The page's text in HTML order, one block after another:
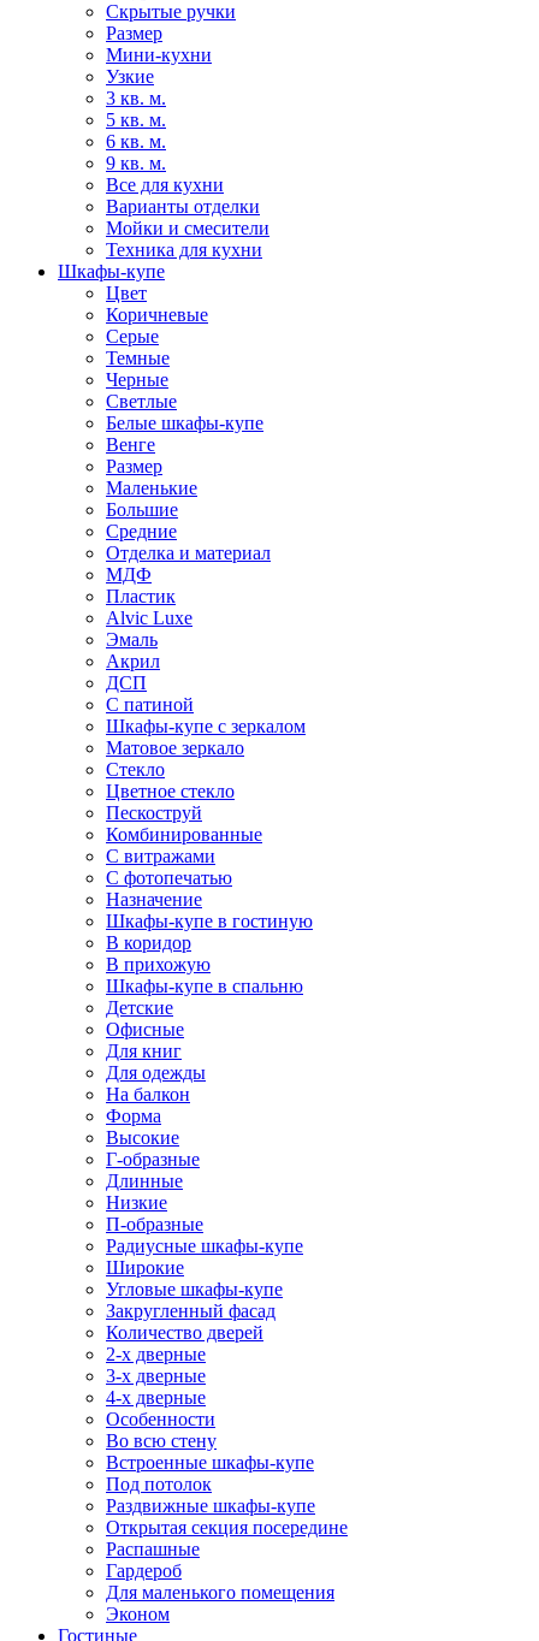
Скрытые ручки
Размер
Мини-кухни
Узкие
3 кв. м.
5 кв. м.
6 кв. м.
9 кв. м.
Все для кухни
Варианты отделки
Мойки и смесители
Техника для кухни
Шкафы-купе
Цвет
Коричневые
Серые
Темные
Черные
Светлые
Белые шкафы-купе
Венге
Размер
Маленькие
Большие
Средние
Отделка и материал
МДФ
Пластик
Alvic Luxe
Эмаль
Акрил
ДСП
С патиной
Шкафы-купе с зеркалом
Матовое зеркало
Стекло
Цветное стекло
Пескоструй
Комбинированные
С витражами
С фотопечатью
Назначение
Шкафы-купе в гостиную
В коридор
В прихожую
Шкафы-купе в спальню
Детские
Офисные
Для книг
Для одежды
На балкон
Форма
Высокие
Г-образные
Длинные
Низкие
П-образные
Радиусные шкафы-купе
Широкие
Угловые шкафы-купе
Закругленный фасад
Количество дверей
2-х дверные
3-х дверные
4-х дверные
Особенности
Во всю стену
Встроенные шкафы-купе
Под потолок
Раздвижные шкафы-купе
Открытая секция посередине
Распашные
Гардероб
Для маленького помещения
Эконом
Гостиные